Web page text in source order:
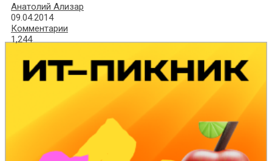
Анатолий Ализар
09.04.2014
Комментарии
1,244